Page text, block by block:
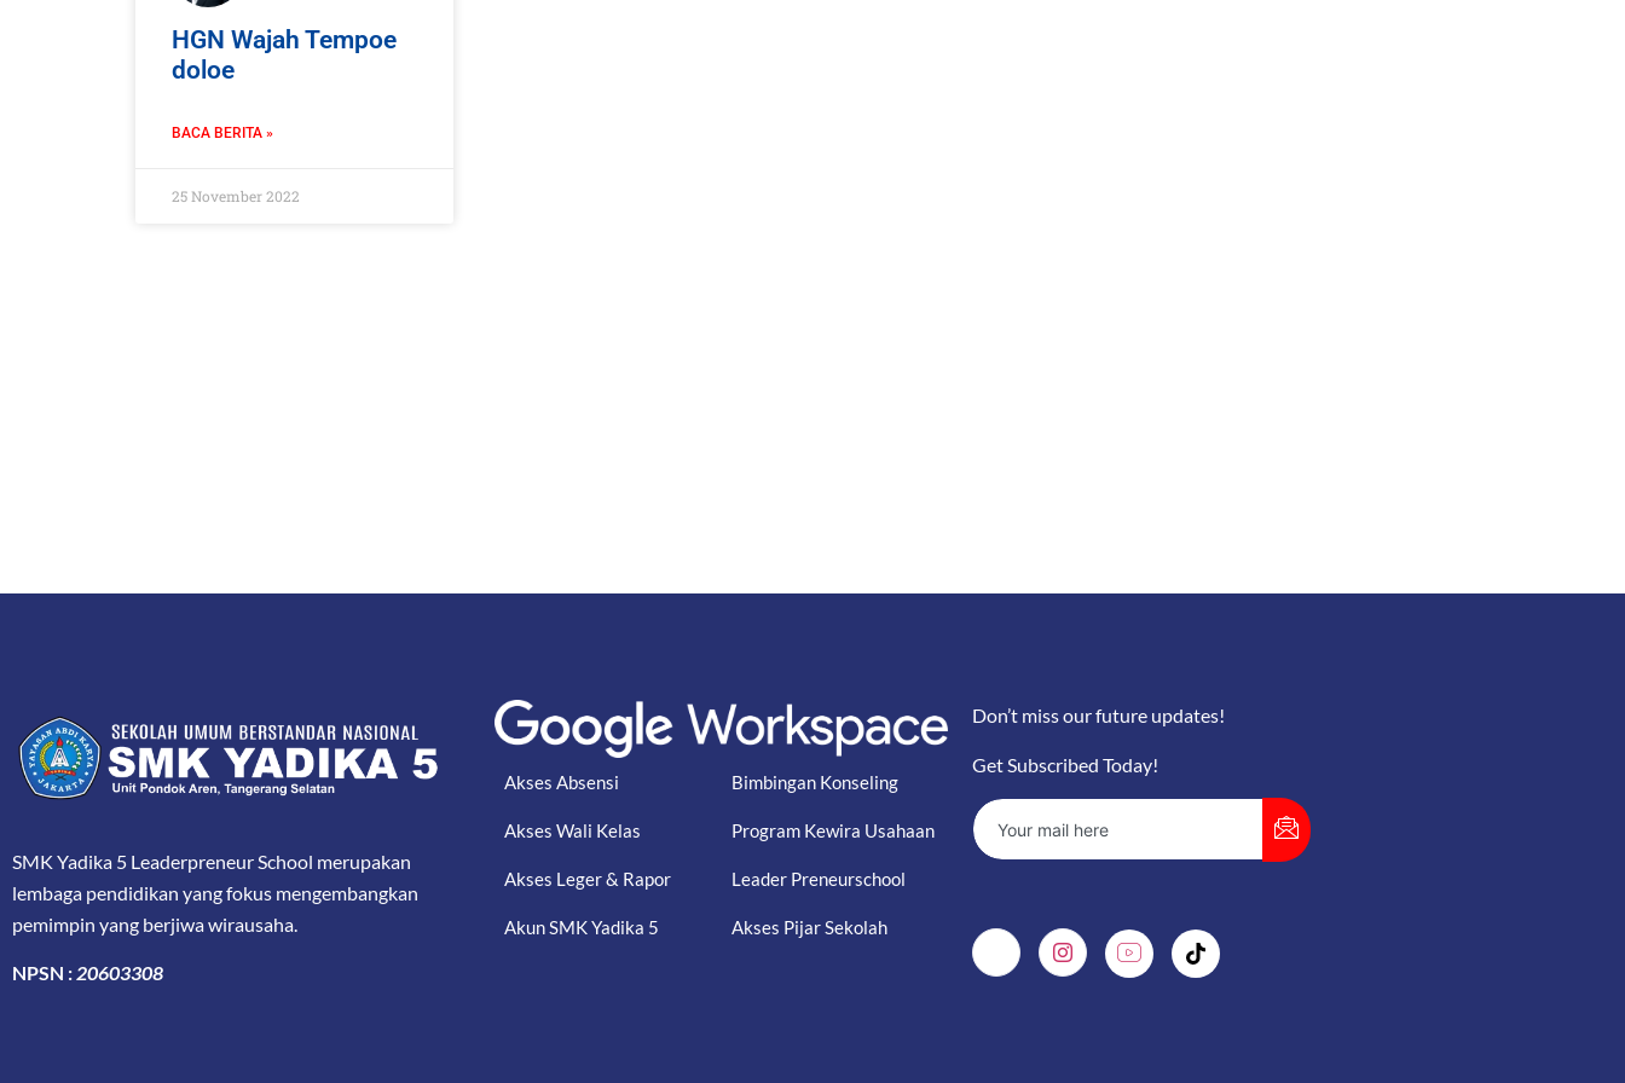
HGN Wajah Tempoe
doloe
BACA BERITA »
25 November 2022
SMK Yadika 5 Leaderpreneur School merupakan
lembaga pendidikan yang fokus mengembangkan
pemimpin yang berjiwa wirausaha.
NPSN :20603308
Akses Absensi
Akses Wali Kelas
Akses Leger & Rapor
Akun SMK Yadika 5
Bimbingan Konseling
Program Kewira Usahaan
Leader Preneurschool
Akses Pijar Sekolah
Don’t miss our future updates!
Get Subscribed Today!